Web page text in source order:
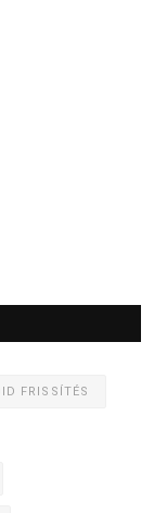
FRISSÍTÉS